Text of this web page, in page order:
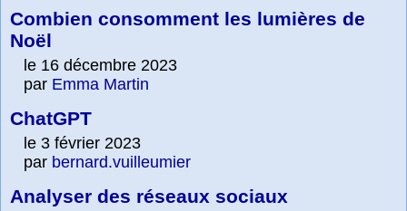
Combien consomment les lumières de
Noël
le 16 décembre 2023
par Emma Martin
ChatGPT
le 3 février 2023
par bernard.vuilleumier
Analyser des réseaux sociaux